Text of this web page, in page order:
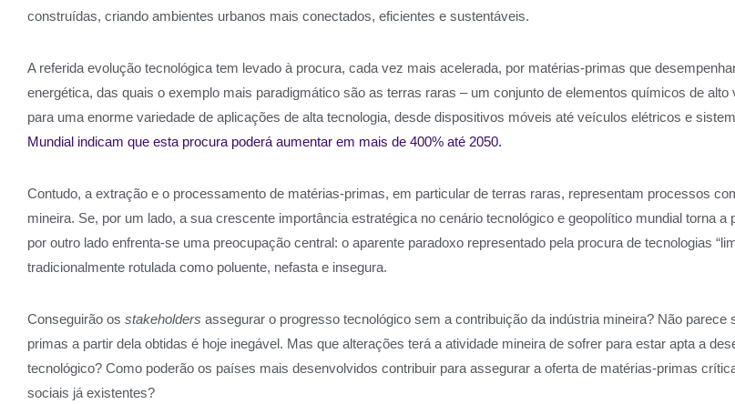
construídas, criando ambientes urbanos mais conectados, eficientes e sustentáveis.
A referida evolução tecnológica tem levado à procura, cada vez mais acelerada, por matérias-primas que
energética, das quais o exemplo mais paradigmático são as terras raras – um conjunto de elementos químicos de
para uma enorme variedade de aplicações de alta tecnologia, desde dispositivos móveis até veículos elétricos e
Mundial indicam que esta procura poderá aumentar em mais de 400% até 2050.
Contudo, a extração e o processamento de matérias-primas, em particular de terras raras, representam processos
mineira. Se, por um lado, a sua crescente importância estratégica no cenário tecnológico e geopolítico mundial torna
por outro lado enfrenta-se uma preocupação central: o aparente paradoxo representado pela procura de tecnologias
tradicionalmente rotulada como poluente, nefasta e insegura.
Conseguirão os stakeholders assegurar o progresso tecnológico sem a contribuição da indústria mineira? Não
primas a partir dela obtidas é hoje inegável. Mas que alterações terá a atividade mineira de sofrer para estar apta a
tecnológico? Como poderão os países mais desenvolvidos contribuir para assegurar a oferta de matérias-primas
sociais já existentes?